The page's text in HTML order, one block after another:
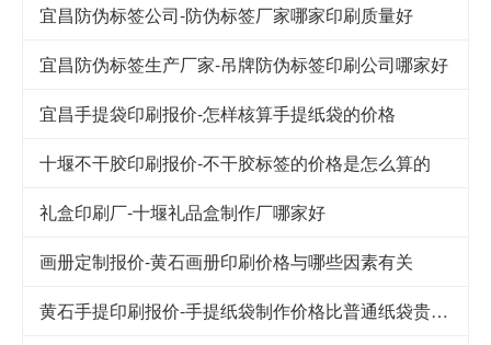
宜昌防伪标签公司-防伪标签厂家哪家印刷质量好
宜昌防伪标签生产厂家-吊牌防伪标签印刷公司哪家好
宜昌手提袋印刷报价-怎样核算手提纸袋的价格
十堰不干胶印刷报价-不干胶标签的价格是怎么算的
礼盒印刷厂-十堰礼品盒制作厂哪家好
画册定制报价-黄石画册印刷价格与哪些因素有关
黄石手提印刷报价-手提纸袋制作价格比普通纸袋贵的原因